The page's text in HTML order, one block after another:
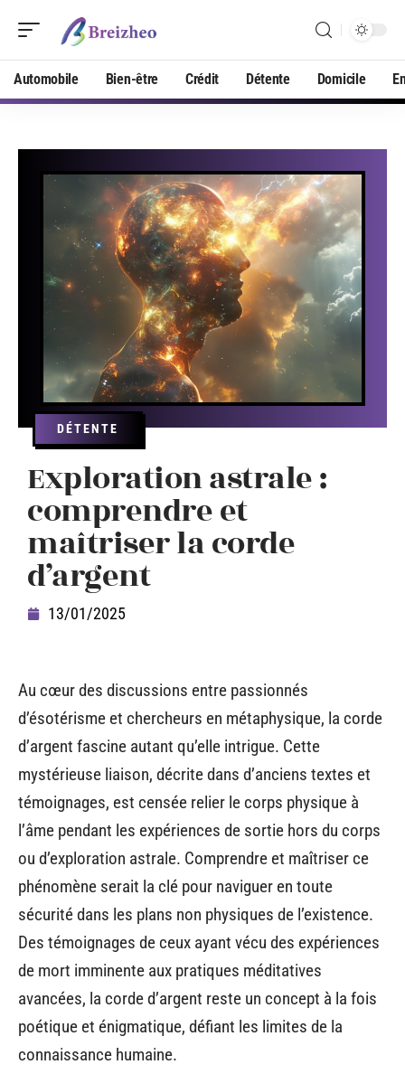
Automobile Bien-être Crédit Détente Domicile
DÉTENTE
Exploration astrale :
comprendre et
maîtriser la corde
d’argent
13/01/2025
Au cœur des discussions entre passionnés
d’ésotérisme et chercheurs en métaphysique, la corde
d’argent fascine autant qu’elle intrigue. Cette
mystérieuse liaison, décrite dans d’anciens textes et
témoignages, est censée relier le corps physique à
l’âme pendant les expériences de sortie hors du corps
ou d’exploration astrale. Comprendre et maîtriser ce
phénomène serait la clé pour naviguer en toute
sécurité dans les plans non physiques de l’existence.
Des témoignages de ceux ayant vécu des expériences
de mort imminente aux pratiques méditatives
avancées, la corde d’argent reste un concept à la fois
poétique et énigmatique, défiant les limites de la
connaissance humaine.